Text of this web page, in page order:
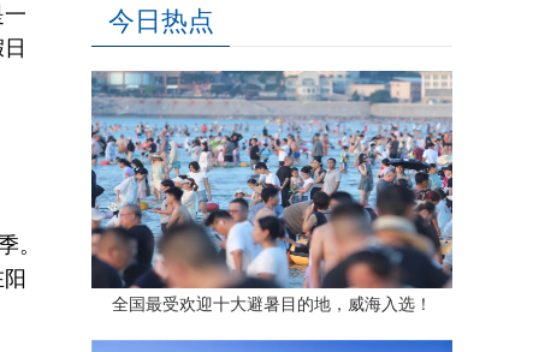
。
今日热点
全国最受欢迎十大避暑目的地，威海入选！